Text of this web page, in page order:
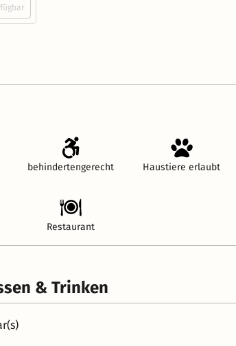
behindertengerecht Haustiere erlaubt
Restaurant
& Trinken